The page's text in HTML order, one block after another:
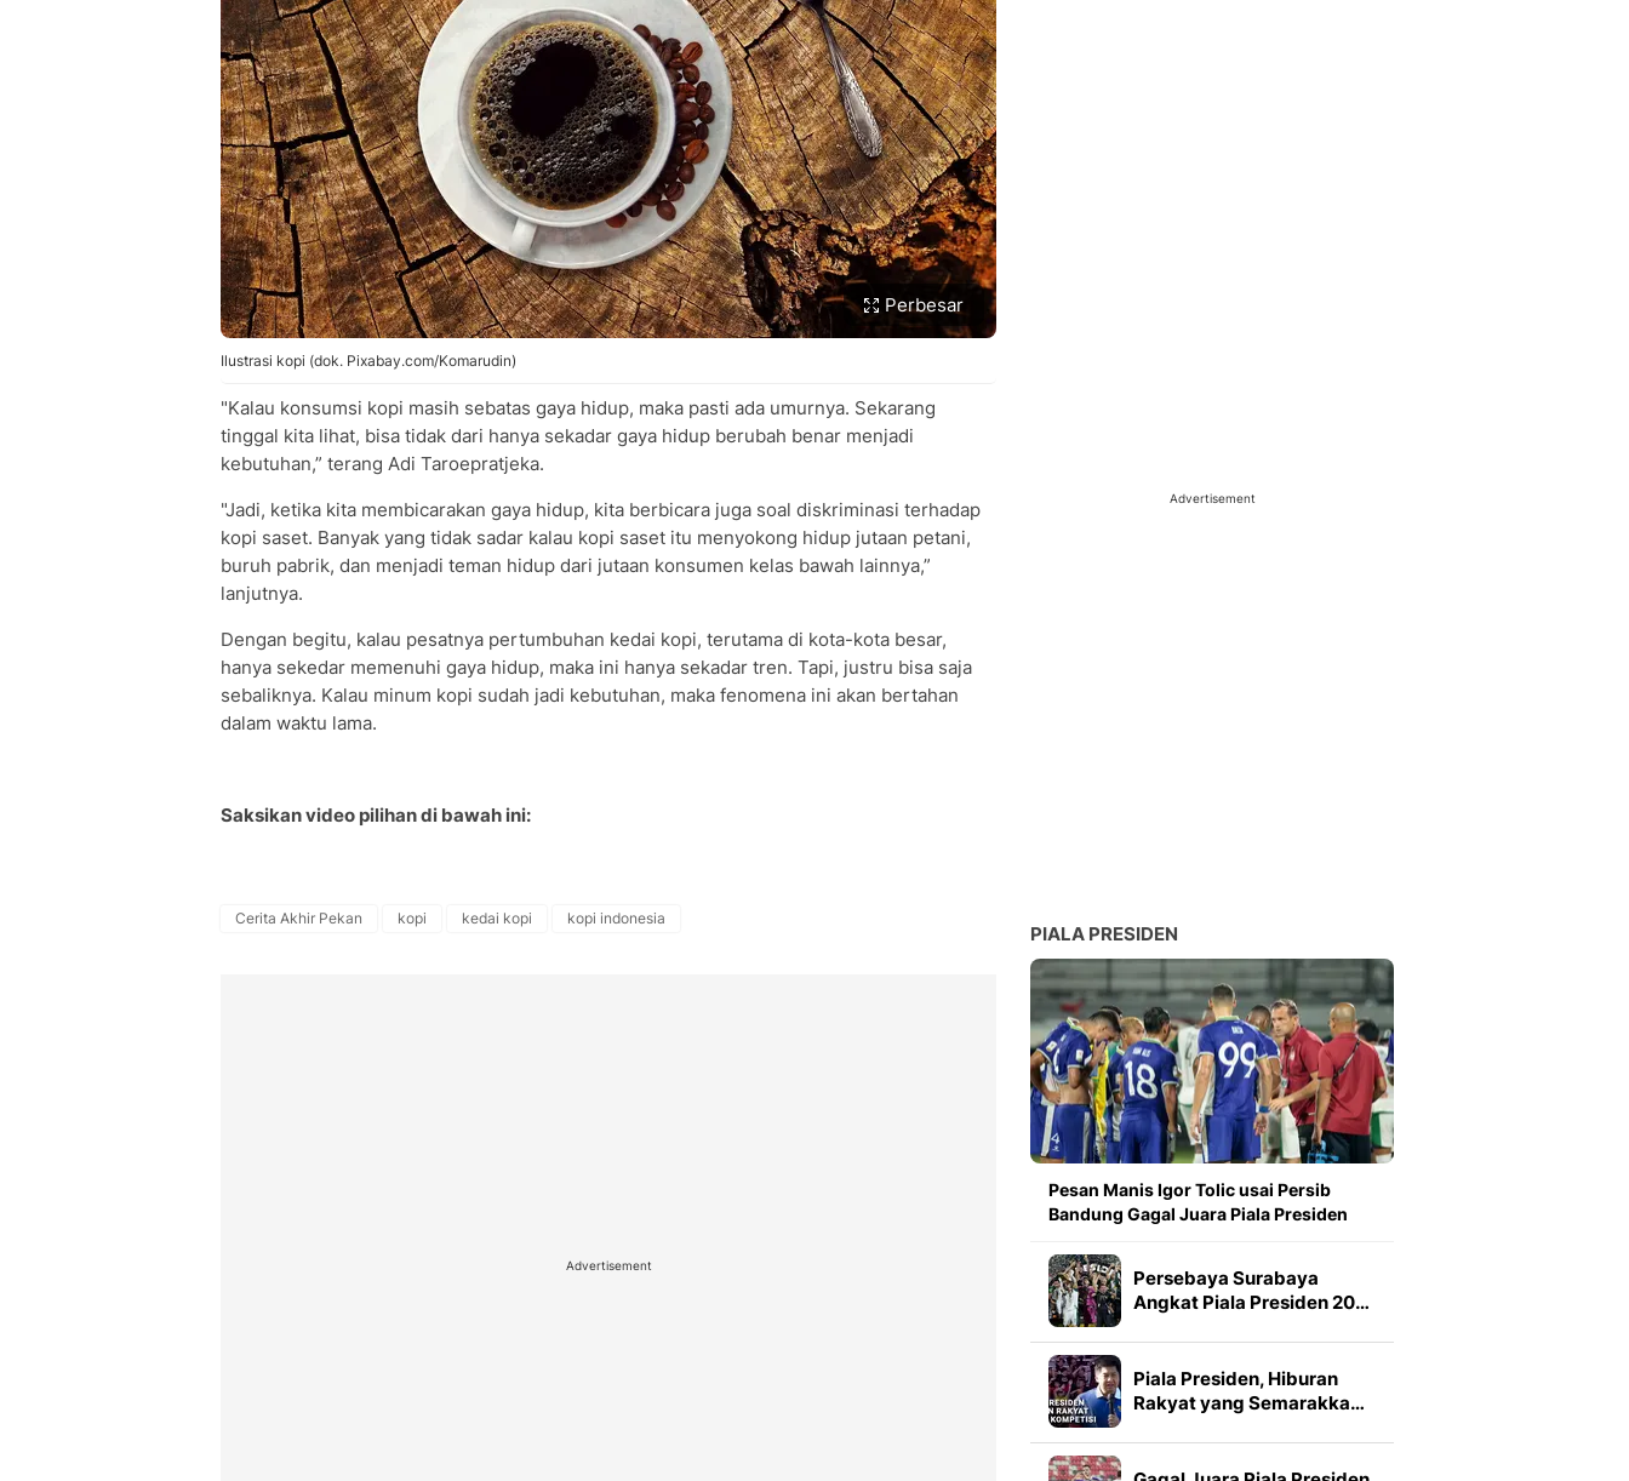
Perbesar
Ilustrasi kopi (dok. Pixabay.com/Komarudin)
"Kalau konsumsi kopi masih sebatas gaya hidup, maka pasti ada umurnya. Sekarang
tinggal kita lihat, bisa tidak dari hanya sekadar gaya hidup berubah benar menjadi
kebutuhan,” terang Adi Taroepratjeka.
"Jadi, ketika kita membicarakan gaya hidup, kita berbicara juga soal diskriminasi terhadap
kopi saset. Banyak yang tidak sadar kalau kopi saset itu menyokong hidup jutaan petani,
buruh pabrik, dan menjadi teman hidup dari jutaan konsumen kelas bawah lainnya,”
lanjutnya.
Dengan begitu, kalau pesatnya pertumbuhan kedai kopi, terutama di kota-kota besar,
hanya sekedar memenuhi gaya hidup, maka ini hanya sekadar tren. Tapi, justru bisa saja
sebaliknya. Kalau minum kopi sudah jadi kebutuhan, maka fenomena ini akan bertahan
dalam waktu lama.
Saksikan video pilihan di bawah ini:
Cerita Akhir Pekan kopi kedai kopi kopi indonesia
Advertisement
Advertisement
PIALA PRESIDEN
Pesan Manis Igor Tolic usai Persib
Bandung Gagal Juara Piala Presiden
Persebaya Surabaya
Angkat Piala Presiden 20…
Piala Presiden, Hiburan
Rakyat yang Semarakka…